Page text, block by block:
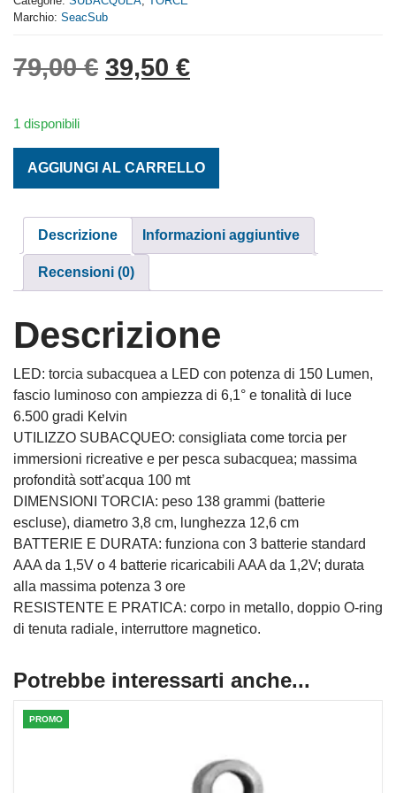
5
Marchio: SeacSub
79,00€ Il prezzo originale era:
39,50 €Il prezzo attuale
1 disponibili
AGGIUNGI AL CARRELLO
Descrizione Informazioni aggiuntive
Recensioni (0)
Descrizione
LED: torcia subacquea a LED con potenza di 150 Lumen,
fascio luminoso con ampiezza di 6,1° e tonalità di luce
6.500 gradi Kelvin
UTILIZZO SUBACQUEO: consigliata come torcia per
immersioni ricreative e per pesca subacquea; massima
profondità sott’acqua 100 mt
DIMENSIONI TORCIA: peso 138 grammi (batterie
escluse), diametro 3,8 cm, lunghezza 12,6 cm
BATTERIE E DURATA: funziona con 3 batterie standard
AAA da 1,5V o 4 batterie ricaricabili AAA da 1,2V; durata
alla massima potenza 3 ore
RESISTENTE E PRATICA: corpo in metallo, doppio O-ring
di tenuta radiale, interruttore magnetico.
Potrebbe interessarti anche...
PROMO